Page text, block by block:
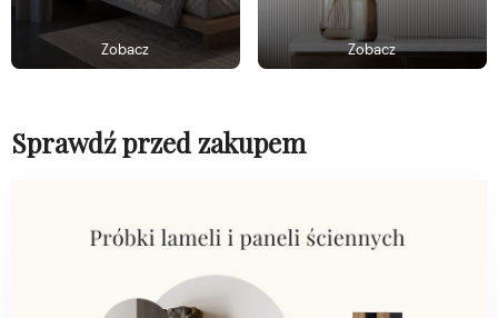
Zobacz Zobacz
Sprawdź przed zakupem